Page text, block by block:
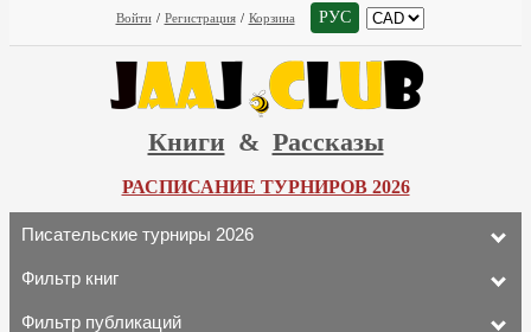
Войти / Регистрация / Корзина РУС
Книги & Рассказы
РАСПИСАНИЕ ТУРНИРОВ 2026
Писательские турниры 2026
Фильтр книг
Фильтр публикаций